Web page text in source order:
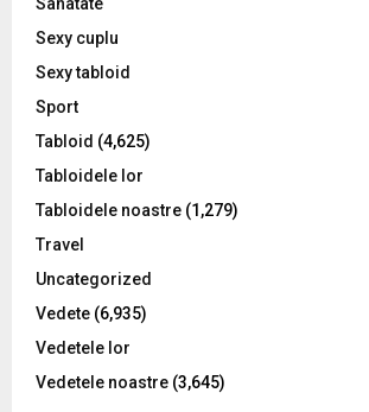
Sexy cuplu
Sexy tabloid
Sport
Tabloid (4,625)
Tabloidele lor
Tabloidele noastre (1,279)
Travel
Uncategorized
Vedete (6,935)
Vedetele lor
Vedetele noastre (3,645)